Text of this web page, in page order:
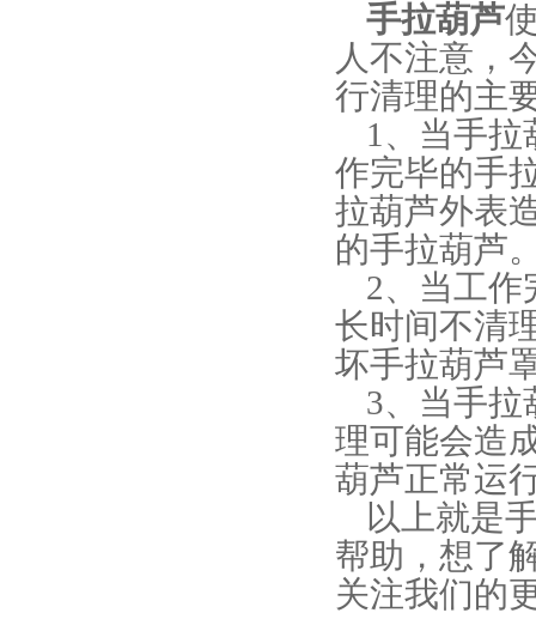
手拉葫芦
人不注意，
行清理的主
1、当手拉
作完毕的手
拉葫芦外表
的手拉葫芦
2、当工作
长时间不清
坏手拉葫芦
3、当手拉
理可能会造
葫芦正常运
以上就是
帮助，想了
关注我们的